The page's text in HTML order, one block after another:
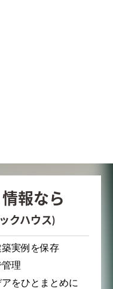
報なら
クハウス)
実例を保存
理
をひとまとめに